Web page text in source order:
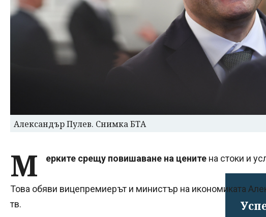
Александър Пулев. Снимка БТА
М ерките срещу повишаване на цените на стоки и
Това обяви вицепремиерът и министър на икономиката
тв.